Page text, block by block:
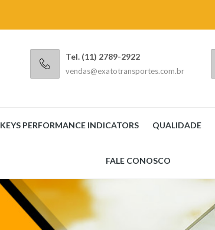
Tel. (11) 2789-2922
vendas@exatotransportes.com.br
KEYS PERFORMANCE INDICATORS QUALIDADE
FALE CONOSCO